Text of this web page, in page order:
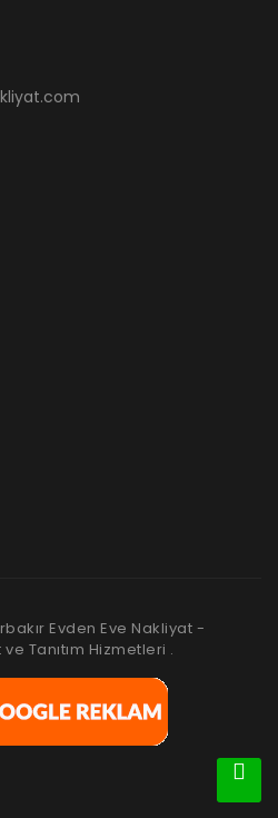
Evden Eve Nakliyat -
Tanıtım Hizmetleri .